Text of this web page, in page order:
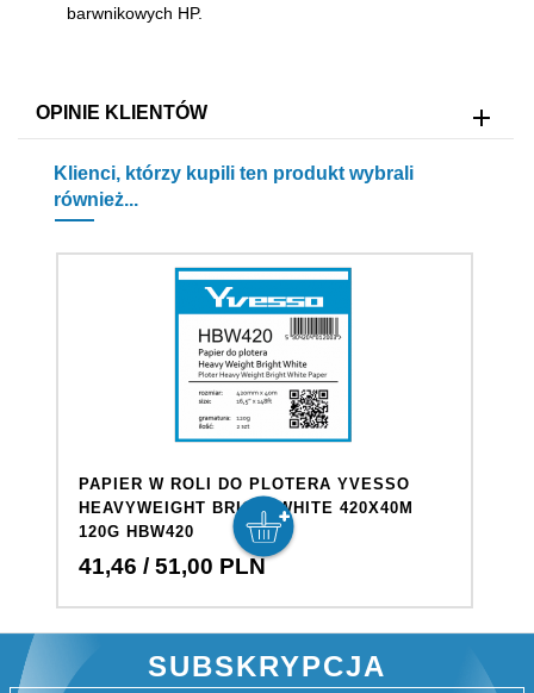
barwnikowych HP.
OPINIE KLIENTÓW
Klienci, którzy kupili ten produkt wybrali
również...
PAPIER W ROLI DO PLOTERA YVESSO
HEAVYWEIGHT BRIGHTWHITE 420X40M
120G HBW420
41,46 / 51,00 PLN
SUBSKRYPCJA